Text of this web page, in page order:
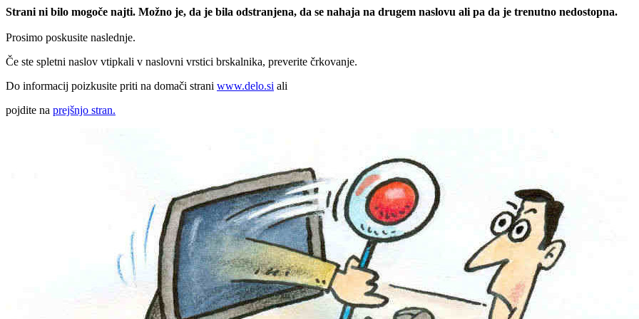
Strani ni bilo mogoče najti. Možno je, da je bila odstranjena, da se nahaja na drugem naslovu ali pa da je trenutno nedostopna.
Prosimo poskusite naslednje.
Če ste spletni naslov vtipkali v naslovni vrstici brskalnika, preverite črkovanje.
Do informacij poizkusite priti na domači strani www.delo.si ali
pojdite na prejšnjo stran.